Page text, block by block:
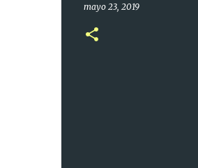
mayo 23, 2019